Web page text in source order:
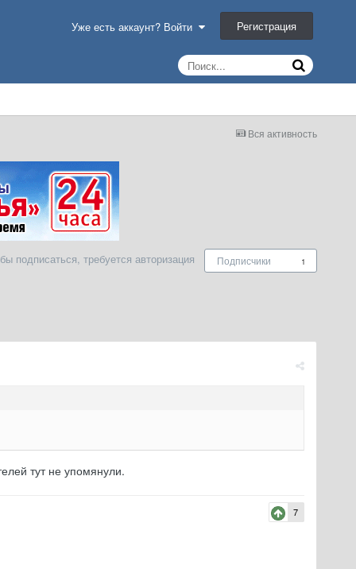
Уже есть аккаунт? Войти Регистрация
Вся активность
подписаться, требуется авторизация Подписчики 1
тут не упомянули.
7